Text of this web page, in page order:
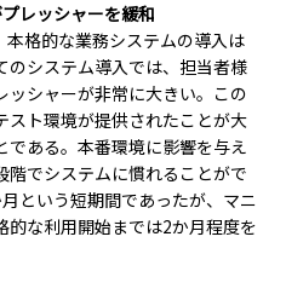
レッシャーを緩和
格的な業務システムの導入は
のシステム導入では、担当者様
ッシャーが非常に大きい。この
スト環境が提供されたことが大
である。本番環境に影響を与え
でシステムに慣れることがで
という短期間であったが、マニ
的な利用開始までは2か月程度を